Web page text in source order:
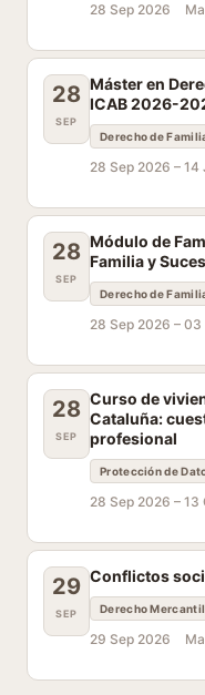
28 Sep 2026
28
SEP
Máster en
ICAB 2026-
Derecho de
28 Sep 2026 – 14
28
SEP
Módulo de
Familia y
Derecho de
28 Sep 2026 – 03
28
SEP
Curso de
Cataluña:
profesional
Protección de
28 Sep 2026 – 13
29
SEP
Conflictos
Derecho Mercantil
29 Sep 2026